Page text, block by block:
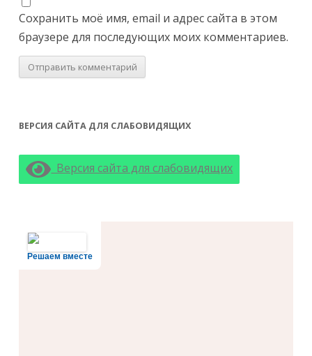
Сохранить моё имя, email и адрес сайта в этом
браузере для последующих моих комментариев.
ВЕРСИЯ САЙТА ДЛЯ СЛАБОВИДЯЩИХ
Версия сайта для слабовидящих
Решаем вместе